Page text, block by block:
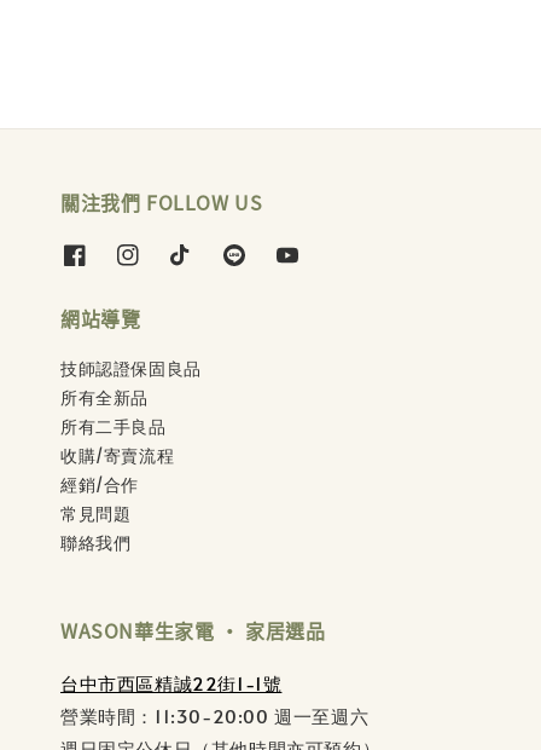
關注我們 FOLLOW US
網站導覽
技師認證保固良品
所有全新品
所有二手良品
收購/寄賣流程
經銷/合作
常見問題
聯絡我們
WASON華生家電 ‧ 家居選品
台中市西區精誠22街1-1號
營業時間：11:30-20:00 週一至週六